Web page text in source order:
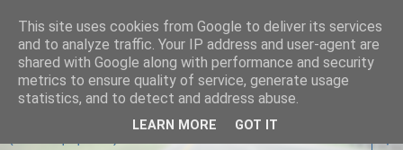
▼
This site uses cookies from Google to deliver its services
and to analyze traffic. Your IP address and user-agent are
shared with Google along with performance and security
metrics to ensure quality of service, generate usage
statistics, and to detect and address abuse.
LEARN MORE GOT IT